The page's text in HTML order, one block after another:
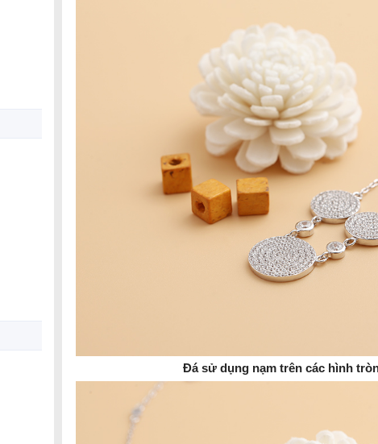
Đá sử dụng nạm trên các hình